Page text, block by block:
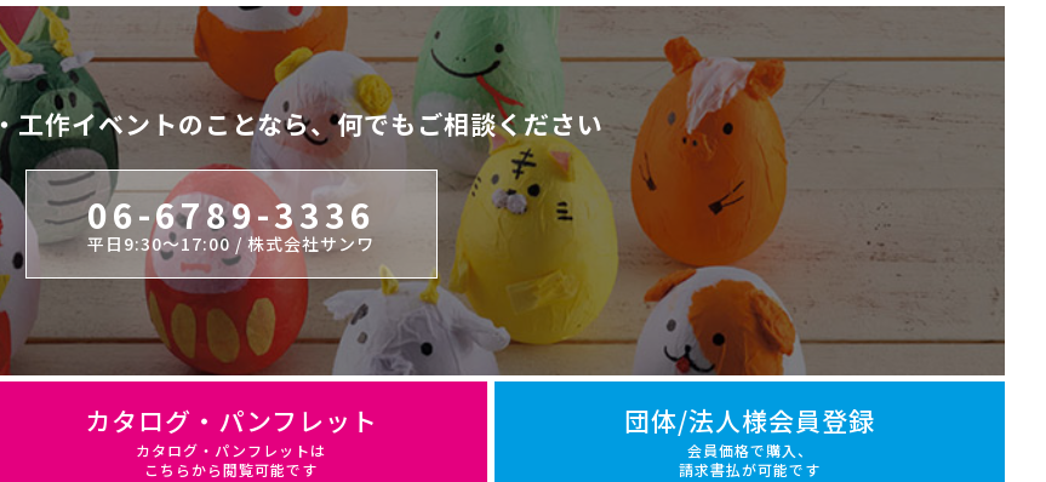
工作イベントのことなら、何でもご相談ください
06-6789-3336
平日9:30～17:00 / 株式会社サンワ
カタログ・パンフレット
カタログ・パンフレットは
こちらから閲覧可能です
団体/法人様会員登録
会員価格で購入、
請求書払が可能です